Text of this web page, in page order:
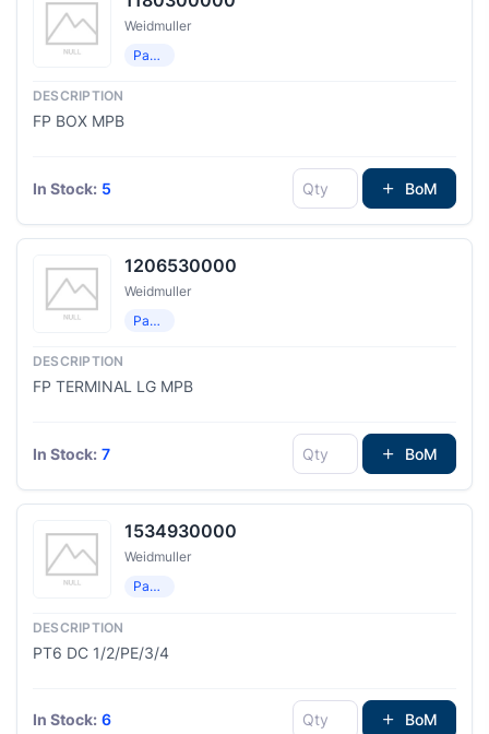
Weidmuller
Распределение мощности
FP BOX MPB
In Stock: 5 BoM
1206530000
Weidmuller
Распределение мощности
FP TERMINAL LG MPB
In Stock: 7 BoM
1534930000
Weidmuller
Распределение мощности
PT6 DC 1/2/PE/3/4
In Stock: 6 BoM